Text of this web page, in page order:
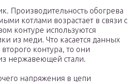
Производительность обогрева
котлами возрастает в связи с
контуре используются
из меди. Что касается данных
контура, то они
нержавеющей стали.
напряжения в цепи